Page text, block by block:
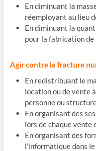
En diminuant la
réemployant au lieu
En diminuant la
pour la fabrication
Agir contre la fracture
En redistribuant le
location ou de vente
personne ou
En organisant des
lors de chaque vente
En organisant des
l’informatique dans